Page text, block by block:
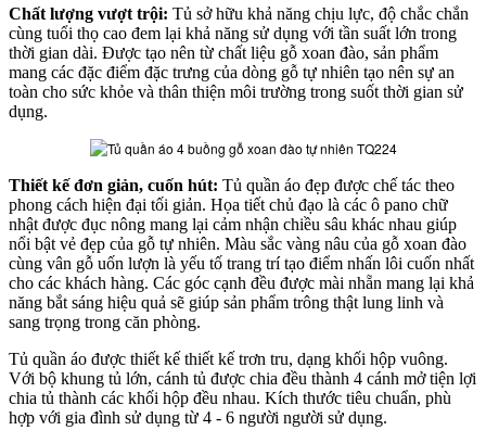
Chất lượng vượt trội: Tủ sở hữu khả năng chịu lực, độ chắc chắn
cùng tuổi thọ cao đem lại khả năng sử dụng với tần suất lớn trong
thời gian dài. Được tạo nên từ chất liệu gỗ xoan đào, sản phẩm
mang các đặc điểm đặc trưng của dòng gỗ tự nhiên tạo nên sự an
toàn cho sức khỏe và thân thiện môi trường trong suốt thời gian sử
dụng.
Thiết kế đơn giản, cuốn hút: Tủ quần áo đẹp được chế tác theo
phong cách hiện đại tối giản. Họa tiết chủ đạo là các ô pano chữ
nhật được đục nông mang lại cảm nhận chiều sâu khác nhau giúp
nổi bật vẻ đẹp của gỗ tự nhiên. Màu sắc vàng nâu của gỗ xoan đào
cùng vân gỗ uốn lượn là yếu tố trang trí tạo điểm nhấn lôi cuốn nhất
cho các khách hàng. Các góc cạnh đều được mài nhẵn mang lại khả
năng bắt sáng hiệu quả sẽ giúp sản phẩm trông thật lung linh và
sang trọng trong căn phòng.
Tủ quần áo được thiết kế thiết kế trơn tru, dạng khối hộp vuông.
Với bộ khung tủ lớn, cánh tủ được chia đều thành 4 cánh mở tiện lợi
chia tủ thành các khối hộp đều nhau. Kích thước tiêu chuẩn, phù
hợp với gia đình sử dụng từ 4 - 6 người người sử dụng.